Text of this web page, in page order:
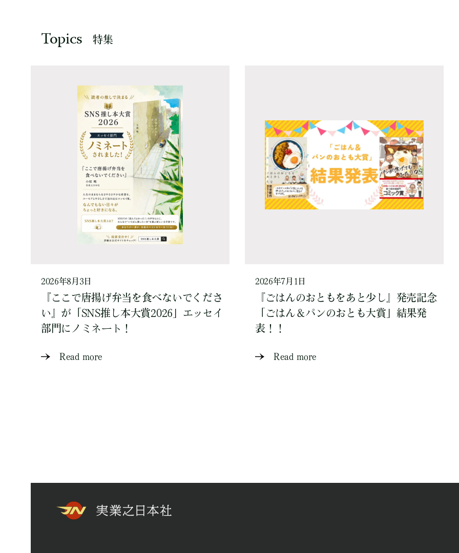
Topics 特集
2026年8月3日
『ここで唐揚げ弁当を食べないでくださ
い』が「SNS推し本大賞2026」エッセイ
部門にノミネート！
Read more
2026年7月1日
『ごはんのおともをあと少し』発売記念
「ごはん＆パンのおとも大賞」結果発
表！！
Read more